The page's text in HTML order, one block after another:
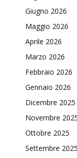
Giugno 2026
Maggio 2026
Aprile 2026
Marzo 2026
Febbraio 2026
Gennaio 2026
Dicembre 2025
Novembre
Ottobre 2025
Settembre 2025